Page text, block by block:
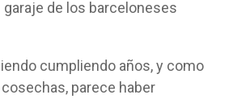
garaje de los barceloneses
cumpliendo años, y como
cosechas, parece haber